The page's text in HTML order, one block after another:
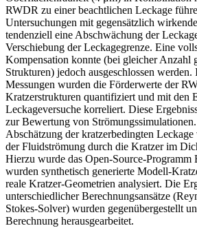
RWDR zu einer beachtlichen Leckage
Untersuchungen mit gegensätzlich
tendenziell eine Abschwächung der
Verschiebung der Leckagegrenze. Eine
Kompensation konnte (bei gleicher Anzahl
Strukturen) jedoch ausgeschlossen werden.
Messungen wurden die Förderwerte der
Kratzerstrukturen quantifiziert und mit den
Leckageversuche korreliert. Diese
zur Bewertung von
Abschätzung der kratzerbedingten
der Fluidströmung durch die Kratzer im
Hierzu wurde das Open-Source-
wurden synthetisch generierte Modell-
reale Kratzer-Geometrien analysiert. Die
unterschiedlicher Berechnungsansätze
Stokes-Solver) wurden gegenübergestellt
Berechnung herausgearbeitet.